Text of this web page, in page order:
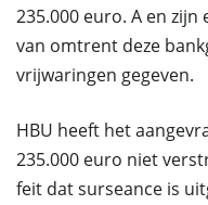
235.000 euro. A en
van omtrent deze
vrijwaringen gegeven.
HBU heeft het
235.000 euro niet
feit dat surseance is